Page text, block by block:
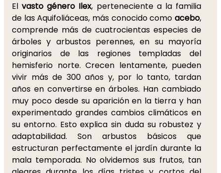
Elvasto género Ilex, perteneciente a la familia
de las Aquifoliáceas, más conocido como acebo,
comprende más de cuatrocientas especies de
árboles y arbustos perennes, en su mayoría
originarios de las regiones templadas del
hemisferio norte. Crecen lentamente, pueden
vivir más de 300 años y, por lo tanto, tardan
años en convertirse en árboles. Han cambiado
muy poco desde su aparición en la tierra y han
experimentado grandes cambios climáticos en
su entorno. Esto explica sin duda su robustez y
adaptabilidad. Son arbustos básicos que
estructuran perfectamente el jardín durante la
mala temporada. No olvidemos sus frutos, tan